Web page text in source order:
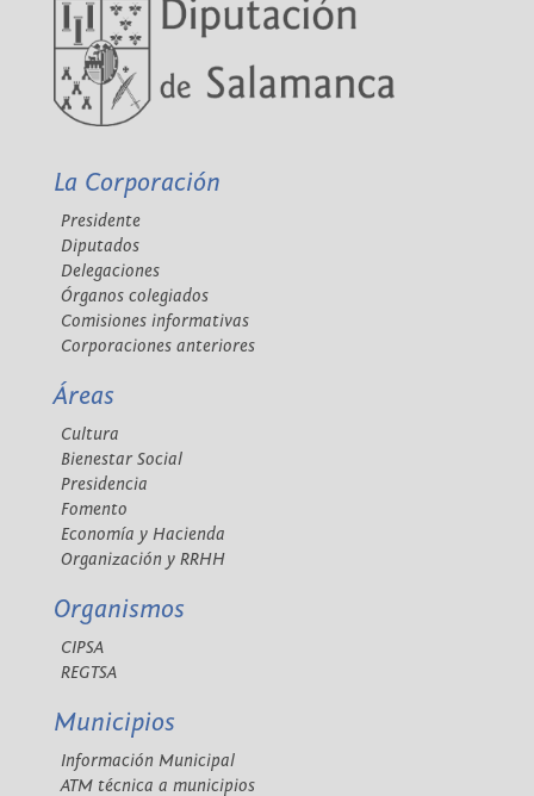
La Corporación
Presidente
Diputados
Delegaciones
Órganos colegiados
Comisiones informativas
Corporaciones anteriores
Áreas
Cultura
Bienestar Social
Presidencia
Fomento
Economía y Hacienda
Organización y RRHH
Organismos
CIPSA
REGTSA
Municipios
Información Municipal
ATM técnica a municipios